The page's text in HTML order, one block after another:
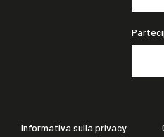
Informativa sulla privacy